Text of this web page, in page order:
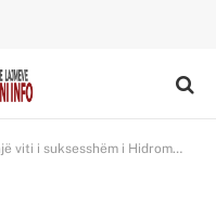
i suksesshëm i Hidromoravës